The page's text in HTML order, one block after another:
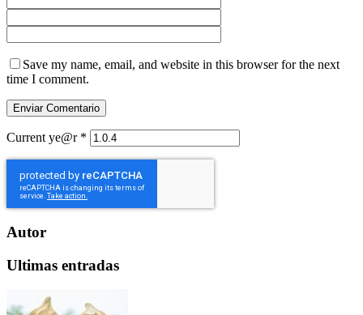
Save my name, email, and website in this browser for the next
time I comment.
Current ye@r *
Autor
Ultimas entradas